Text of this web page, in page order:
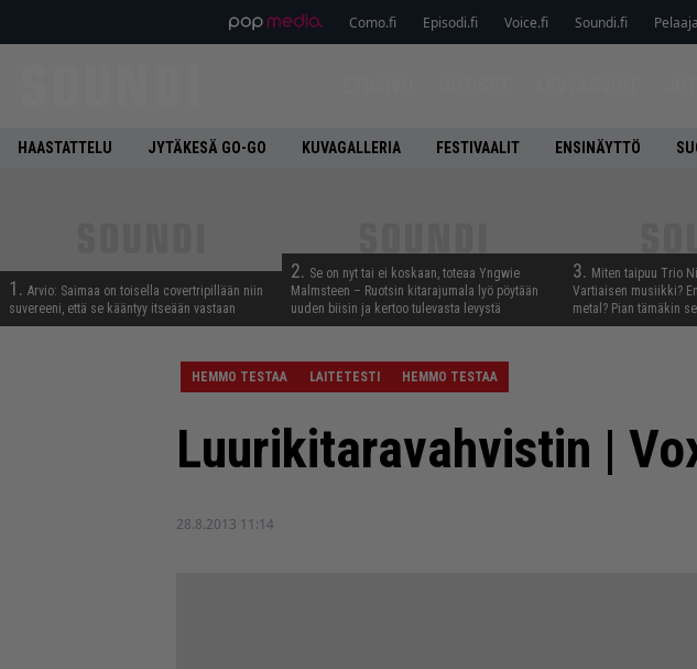
Como.fi Episodi.fi Voice.fi Soundi.fi
HAASTATTELU JYTÄKESÄ GO-GO KUVAGALLERIA FESTIVAALIT ENSINÄYTTÖ
1. Arvio: Saimaa on toisella covertripillään niin
suvereeni, että se kääntyy itseään vastaan
2. Se on nyt tai ei koskaan, toteaa Yngwie
Malmsteen – Ruotsin kitarajumala lyö pöytään
uuden biisin ja kertoo tulevasta levystä
3. Miten taipuu Trio
Vartiaisen musiikki?
metal? Pian tämäkin
HEMMO TESTAA LAITETESTI HEMMO TESTAA
Luurikitaravahvistin |
28.8.2013 11:14